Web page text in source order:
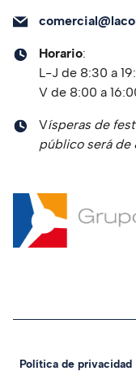
Horario:
L-J de 8:30 a
V de 8:00 a
Vísperas de
público será de
Política de privacidad